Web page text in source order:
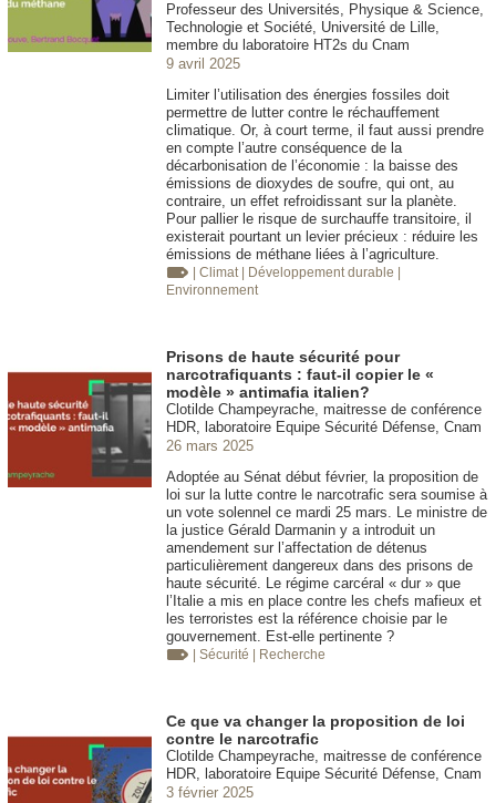
Professeur des Universités, Physique & Science,
Technologie et Société, Université de Lille,
membre du laboratoire HT2s du Cnam
9 avril 2025
Limiter l’utilisation des énergies fossiles doit
permettre de lutter contre le réchauffement
climatique. Or, à court terme, il faut aussi prendre
en compte l’autre conséquence de la
décarbonisation de l’économie : la baisse des
émissions de dioxydes de soufre, qui ont, au
contraire, un effet refroidissant sur la planète.
Pour pallier le risque de surchauffe transitoire, il
existerait pourtant un levier précieux : réduire les
émissions de méthane liées à l’agriculture.
| Climat | Développement durable
Environnement
Prisons de haute sécurité pour
narcotrafiquants : faut-il copier le «
modèle » antimafia italien?
Clotilde Champeyrache, maitresse de conférence
HDR, laboratoire Equipe Sécurité Défense, Cnam
26 mars 2025
Adoptée au Sénat début février, la proposition de
loi sur la lutte contre le narcotrafic sera soumise à
un vote solennel ce mardi 25 mars. Le ministre de
la justice Gérald Darmanin y a introduit un
amendement sur l’affectation de détenus
particulièrement dangereux dans des prisons de
haute sécurité. Le régime carcéral « dur » que
l’Italie a mis en place contre les chefs mafieux et
les terroristes est la référence choisie par le
gouvernement. Est-elle pertinente ?
| Sécurité | Recherche
Ce que va changer la proposition de loi
contre le narcotrafic
Clotilde Champeyrache, maitresse de conférence
HDR, laboratoire Equipe Sécurité Défense, Cnam
3 février 2025